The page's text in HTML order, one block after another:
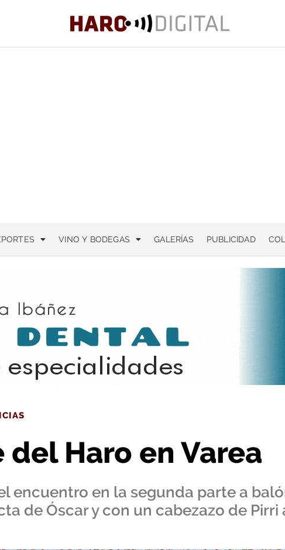
VINO Y BODEGAS GALERÍAS PUBLICIDAD
Varea
Haro en Varea
encuentro en la segunda parte a
de Óscar y con un cabezazo de Pirri